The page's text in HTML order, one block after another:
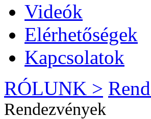
Videók
Elérhetőségek
Kapcsolatok
RÓLUNK >
Rendezvények